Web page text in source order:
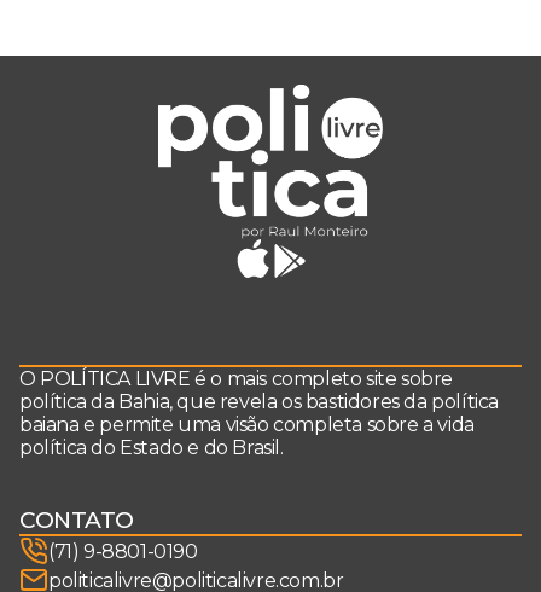
O POLÍTICA LIVRE é o mais completo site sobre
política da Bahia, que revela os bastidores da política
baiana e permite uma visão completa sobre a vida
política do Estado e do Brasil.
CONTATO
(71) 9-8801-0190
politicalivre@politicalivre.com.br